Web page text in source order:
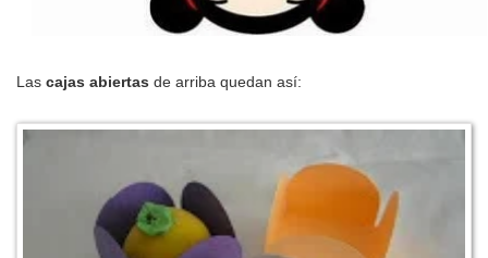
Las cajas abiertas de arriba quedan así: